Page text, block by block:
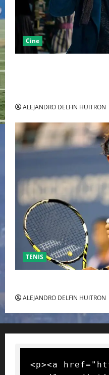
Cine
ALEJANDRO DELFIN HUITRON
TENIS
ALEJANDRO DELFIN HUITRON
<p><a